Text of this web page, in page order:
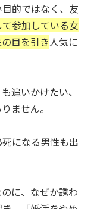
的ではなく、友
参加している女
目を引き人気に
追いかけたい、
ません。
になる男性も出
に、なぜか誘わ